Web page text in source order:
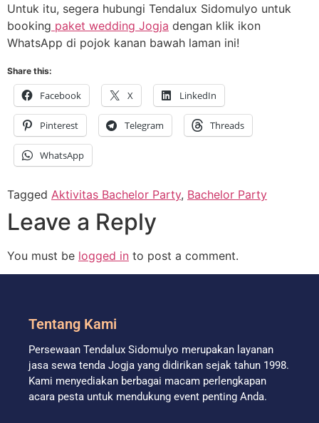
Untuk itu, segera hubungi Tendalux Sidomulyo untuk
booking paket wedding Jogja dengan klik ikon
WhatsApp di pojok kanan bawah laman ini!
Share this:
Facebook X LinkedIn
Pinterest Telegram Threads
WhatsApp
Tagged Aktivitas Bachelor Party, Bachelor Party
Leave a Reply
You must be logged in to post a comment.
Tentang Kami
Persewaan Tendalux Sidomulyo merupakan layanan
jasa sewa tenda Jogja yang didirikan sejak tahun 1998.
Kami menyediakan berbagai macam perlengkapan
acara pesta untuk mendukung event penting Anda.